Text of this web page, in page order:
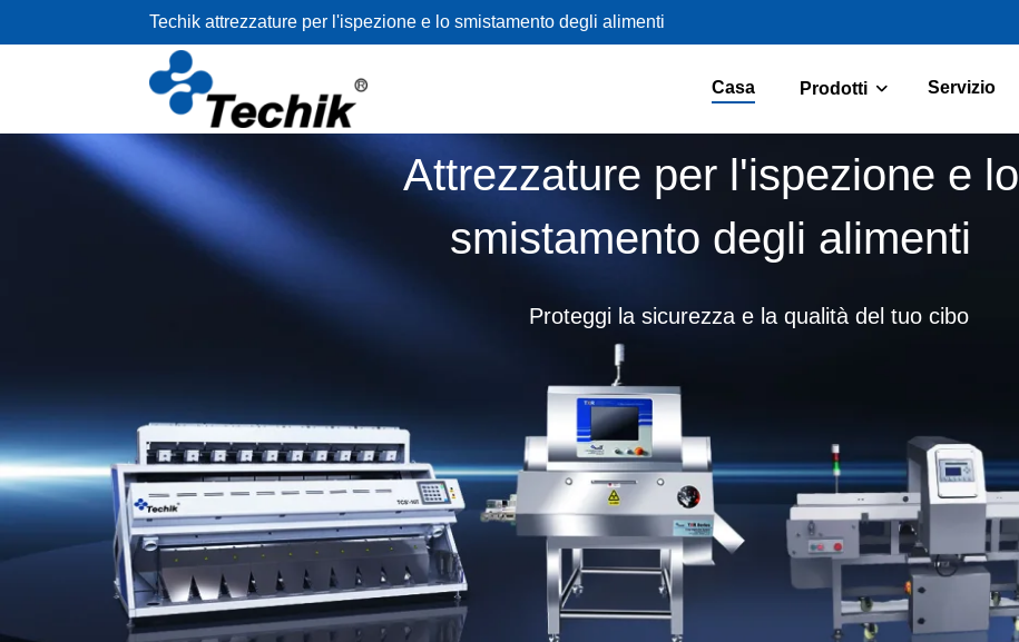
Techik attrezzature per l'ispezione e lo smistamento degli alimenti
Casa Prodotti Servizio
Attrezzature per l'ispezione e lo
smistamento degli alimenti
Proteggi la sicurezza e la qualità del tuo cibo